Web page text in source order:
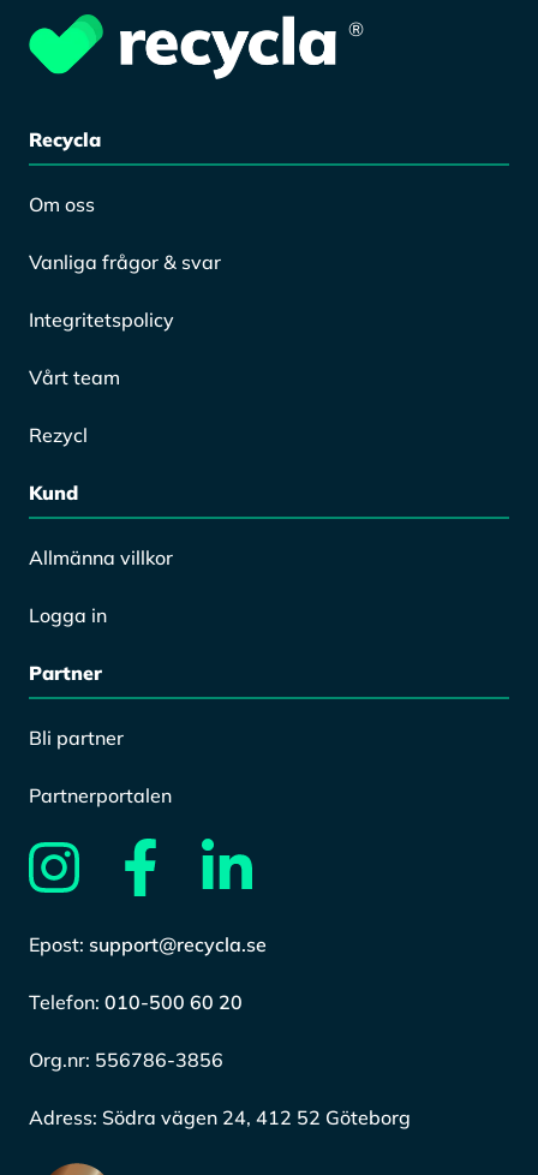
®
Recycla
Om oss
Vanliga frågor & svar
Integritetspolicy
Vårt team
Rezycl
Kund
Allmänna villkor
Logga in
Partner
Bli partner
Partnerportalen
Epost: support@recycla.se
Telefon: 010-500 60 20
Org.nr: 556786-3856
Adress: Södra vägen 24, 412 52 Göteborg